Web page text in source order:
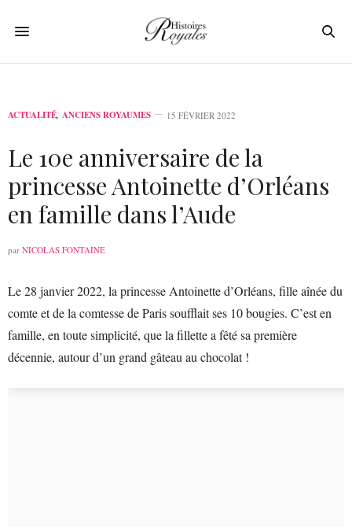
ACTUALITÉ, ANCIENS ROYAUMES 15 FÉVRIER 2022
Le 10e anniversaire de la
princesse Antoinette d’Orléans
en famille dans l’Aude
par NICOLAS FONTAINE
Le 28 janvier 2022, la princesse Antoinette d’Orléans, fille aînée du
comte et de la comtesse de Paris soufflait ses 10 bougies. C’est en
famille, en toute simplicité, que la fillette a fêté sa première
décennie, autour d’un grand gâteau au chocolat !